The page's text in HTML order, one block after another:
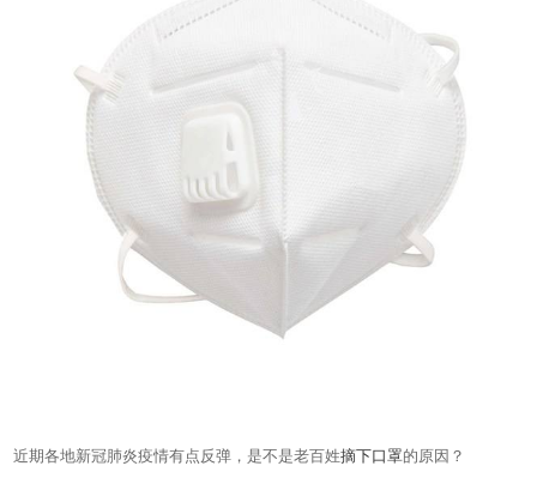
近期各地新冠肺炎疫情有点反弹，是不是老百姓摘下口罩的原因？